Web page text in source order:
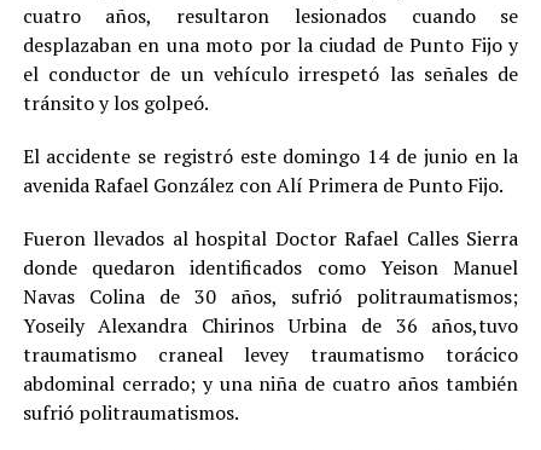
cuatro años, resultaron lesionados cuando se
desplazaban en una moto por la ciudad de Punto Fijo y
el conductor de un vehículo irrespetó las señales de
tránsito y los golpeó.
El accidente se registró este domingo 14 de junio en la
avenida Rafael González con Alí Primera de Punto Fijo.
Fueron llevados al hospital Doctor Rafael Calles Sierra
donde quedaron identificados como Yeison Manuel
Navas Colina de 30 años, sufrió politraumatismos;
Yoseily Alexandra Chirinos Urbina de 36 años,tuvo
traumatismo craneal levey traumatismo torácico
abdominal cerrado; y una niña de cuatro años también
sufrió politraumatismos.